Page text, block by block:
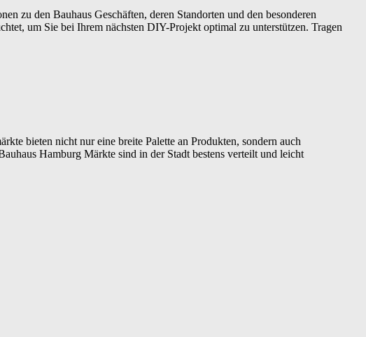
zu den Bauhaus Geschäften, deren Standorten und den besonderen
um Sie bei Ihrem nächsten DIY-Projekt optimal zu unterstützen. Tragen
bieten nicht nur eine breite Palette an Produkten, sondern auch
Hamburg Märkte sind in der Stadt bestens verteilt und leicht